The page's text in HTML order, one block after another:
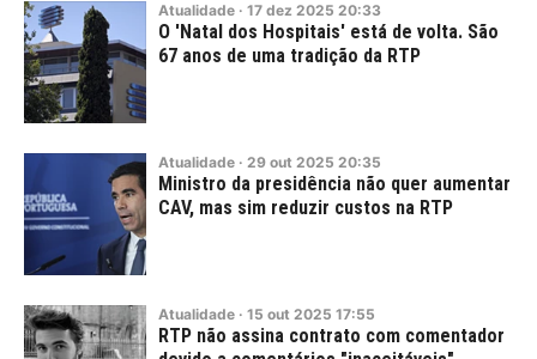
Atualidade · 17 dez 2025 20:33
O 'Natal dos Hospitais' está de volta. São
67 anos de uma tradição da RTP
Atualidade · 29 out 2025 20:35
Ministro da presidência não quer aumentar
CAV, mas sim reduzir custos na RTP
Atualidade · 15 out 2025 17:55
RTP não assina contrato com comentador